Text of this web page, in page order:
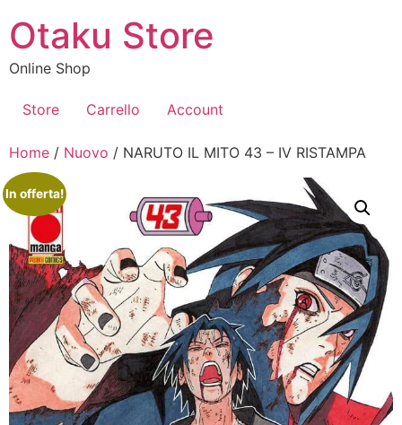
contenuto
Otaku Store
Online Shop
Store Carrello Account
Home / Nuovo / NARUTO IL MITO 43 – IV RISTAMPA
In offerta!